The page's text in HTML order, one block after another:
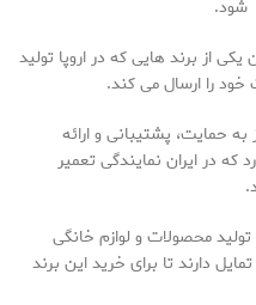
شود.
از برند هایی که در اروپا تولید
را ارسال می کند.
به حمایت، پشتیبانی و ارائه
در ایران نمایندگی تعمیر
محصولات و لوازم خانگی
دارند تا برای خرید این برند